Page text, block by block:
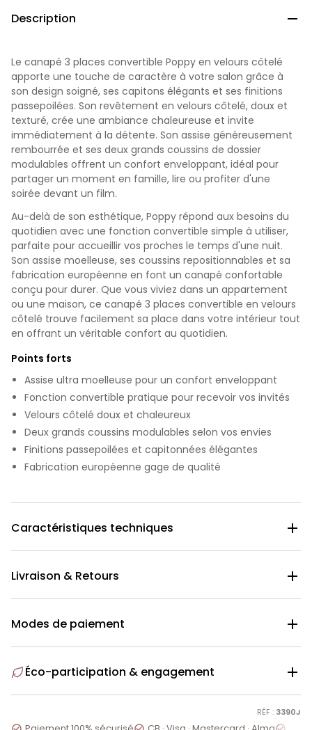
Description 
Le canapé 3 places convertible Poppy en velours côtelé
apporte une touche de caractère à votre salon grâce à
son design soigné, ses capitons élégants et ses finitions
passepoilées. Son revêtement en velours côtelé, doux et
texturé, crée une ambiance chaleureuse et invite
immédiatement à la détente. Son assise généreusement
rembourrée et ses deux grands coussins de dossier
modulables offrent un confort enveloppant, idéal pour
partager un moment en famille, lire ou profiter d'une
soirée devant un film.
Au-delà de son esthétique, Poppy répond aux besoins du
quotidien avec une fonction convertible simple à utiliser,
parfaite pour accueillir vos proches le temps d'une nuit.
Son assise moelleuse, ses coussins repositionnables et sa
fabrication européenne en font un canapé confortable
conçu pour durer. Que vous viviez dans un appartement
ou une maison, ce canapé 3 places convertible en velours
côtelé trouve facilement sa place dans votre intérieur tout
en offrant un véritable confort au quotidien.
Points forts
Assise ultra moelleuse pour un confort enveloppant
Fonction convertible pratique pour recevoir vos invités
Velours côtelé doux et chaleureux
Deux grands coussins modulables selon vos envies
Finitions passepoilées et capitonnées élégantes
Fabrication européenne gage de qualité
Caractéristiques techniques 
Livraison & Retours 
Modes de paiement 
Éco-participation & engagement 
RÉF : 3390J